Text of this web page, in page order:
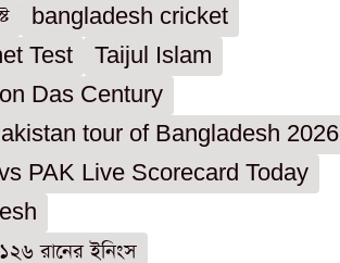
bangladesh cricket
Test
Taijul Islam
Das Century
tour of Bangladesh 2026
PAK Live Scorecard Today
রানের ইনিংস